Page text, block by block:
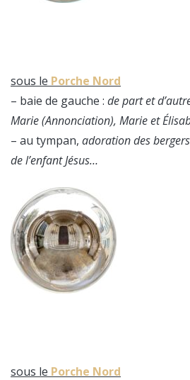
sous le Porche Nord
– baie de gauche : de part et
Marie (Annonciation), Marie et
– au tympan, adoration des
de l’enfant Jésus…
sous le Porche Nord